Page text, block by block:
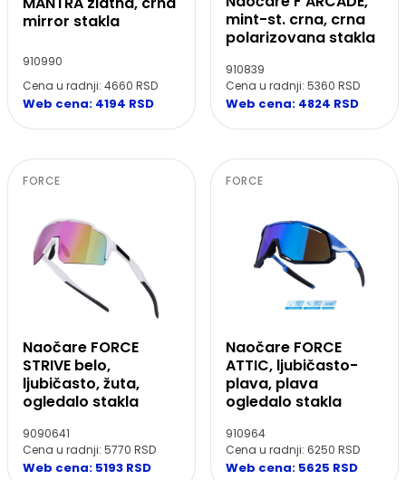
mirror stakla
910990
Cena u radnji: 4660 RSD
Web cena: 4194 RSD
mint-st. crna, crna
polarizovana stakla
910839
Cena u radnji: 5360 RSD
Web cena: 4824 RSD
FORCE
Naočare FORCE
STRIVE belo,
ljubičasto, žuta,
ogledalo stakla
9090641
Cena u radnji: 5770 RSD
Web cena: 5193 RSD
FORCE
Naočare FORCE
ATTIC, ljubičasto-
plava, plava
ogledalo stakla
910964
Cena u radnji: 6250 RSD
Web cena: 5625 RSD